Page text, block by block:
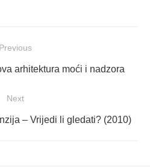
Previous
arhitektura moći i nadzora
Next
– Vrijedi li gledati? (2010)